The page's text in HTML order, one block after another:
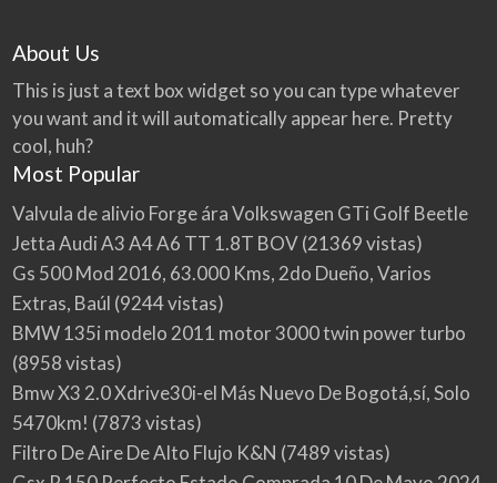
About Us
This is just a text box widget so you can type whatever
you want and it will automatically appear here. Pretty
cool, huh?
Most Popular
Valvula de alivio Forge ára Volkswagen GTi Golf Beetle
Jetta Audi A3 A4 A6 TT 1.8T BOV(21369 vistas)
Gs 500 Mod 2016, 63.000 Kms, 2do Dueño, Varios
Extras, Baúl (9244 vistas)
BMW 135i modelo 2011 motor 3000 twin power turbo
(8958 vistas)
Bmw X3 2.0 Xdrive30i-el Más Nuevo De Bogotá,sí, Solo
5470km! (7873 vistas)
Filtro De Aire De Alto Flujo K&N (7489 vistas)